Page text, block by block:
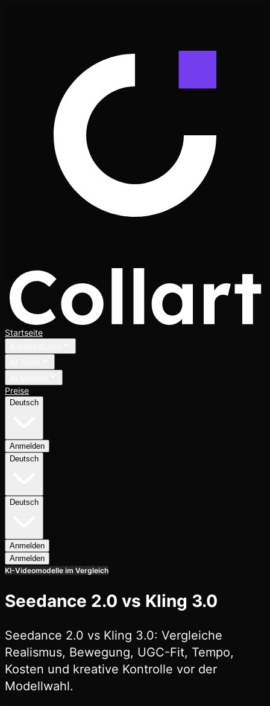
Startseite
Preise
Deutsch
Anmelden
Deutsch
Deutsch
Anmelden
Anmelden
KI-Videomodelle im Vergleich
Seedance 2.0 vs Kling 3.0
Seedance 2.0 vs Kling 3.0: Vergleiche
Realismus, Bewegung, UGC-Fit, Tempo,
Kosten und kreative Kontrolle vor der
Modellwahl.